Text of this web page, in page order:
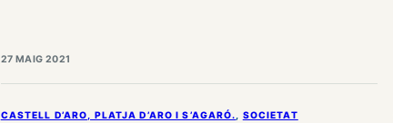
27 MAIG 2021
CASTELL D’ARO, PLATJA D’ARO I S’AGARÓ., SOCIETAT